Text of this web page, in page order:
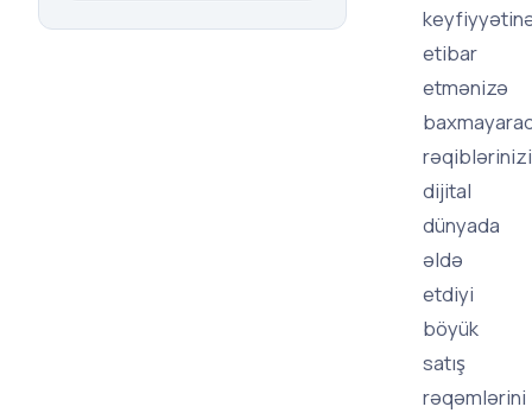
etibar
etmənizə
dijital
dünyada
əldə
etdiyi
böyük
satış
rəqəmlərini